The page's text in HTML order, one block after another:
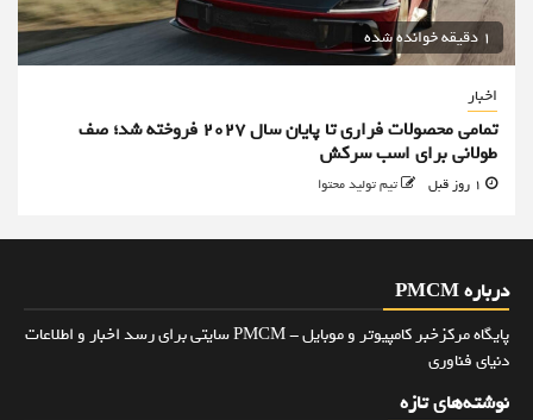
1 دقیقه خوانده شده
اخبار
تمامی محصولات فراری تا پایان سال ۲۰۲۷ فروخته شد؛ صف
طولانی برای اسب سرکش
تیم تولید محتوا
درباره PMCM
پایگاه مرکزخبر کامپیوتر و موبایل - PMCM سایتی برای رسد اخبار و اطلاعات
دنیای فناوری
نوشته‌های تازه